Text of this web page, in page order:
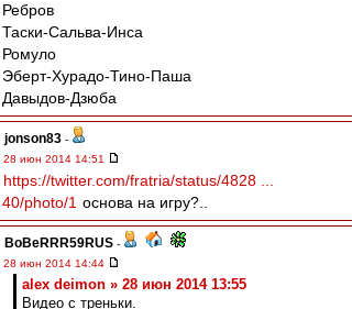
Ребров
Таски-Сальва-Инса
Ромуло
Эберт-Хурадо-Тино-Паша
Давыдов-Дзюба
jonson83 -
28 июн 2014 14:51
https://twitter.com/fratria/status/4828 ...
40/photo/1 основа на игру?..
BoBeRRR59RUS -
28 июн 2014 14:44
alex deimon » 28 июн 2014 13:55
Видео с треньки.